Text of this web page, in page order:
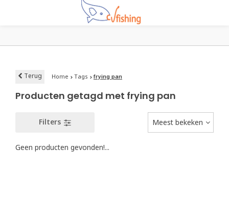
Terug Home Tags frying pan
Producten getagd met frying pan
Filters Meest bekeken
Geen producten gevonden!...